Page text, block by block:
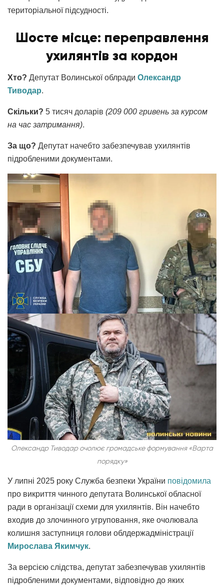
територіальної підсудності.
Шосте місце: переправлення
ухилянтів за кордон
Хто? Депутат Волинської облради Олександр
Тиводар.
Скільки? 5 тисяч доларів (209 000 гривень за курсом
на час затримання).
За що? Депутат начебто забезпечував ухилянтів
підробленими документами.
Олександр Тиводар очолює громадське формування «Варта
порядку»
У липні 2025 року Служба безпеки України повідомила
про викриття чинного депутата Волинської обласної
ради в організації схеми для ухилянтів. Він начебто
входив до злочинного угруповання, яке очолювала
колишня заступниця голови облдержадміністрації
Мирослава Якимчук.
За версією слідства, депутат забезпечував ухилянтів
підробленими документами, відповідно до яких